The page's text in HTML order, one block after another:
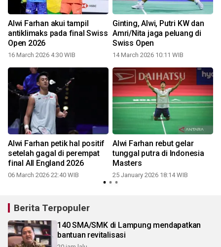
Alwi Farhan akui tampil
antiklimaks pada final Swiss
Open 2026
16 March 2026 4:30 WIB
Ginting, Alwi, Putri KW dan
Amri/Nita jaga peluang di
Swiss Open
14 March 2026 10:11 WIB
Alwi Farhan petik hal positif
setelah gagal di perempat
final All England 2026
06 March 2026 22:40 WIB
Alwi Farhan rebut gelar
tunggal putra di Indonesia
Masters
25 January 2026 18:14 WIB
Berita Terpopuler
140 SMA/SMK di Lampung mendapatkan
bantuan revitalisasi